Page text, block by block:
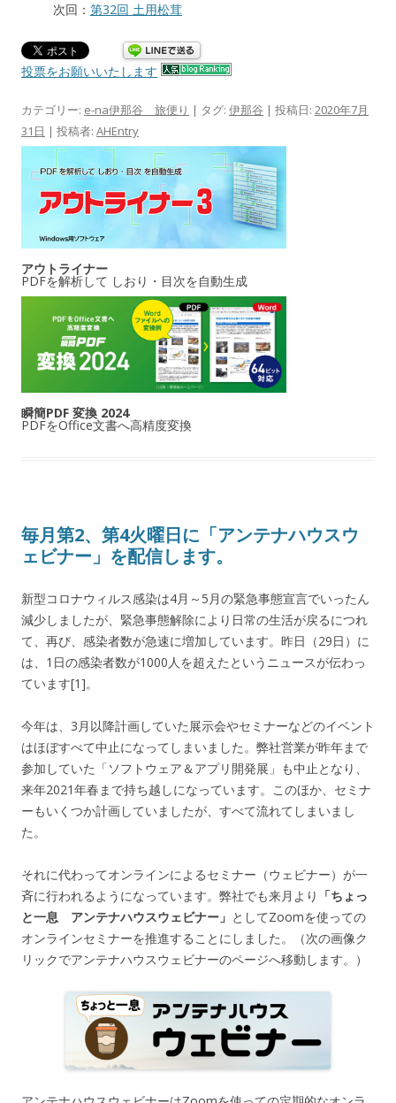
次回： 第32回 土用松茸
投票をお願いいたします
カテゴリー: e-na伊那谷 旅便り | タグ: 伊那谷 | 投稿日: 2020年7月
31日 | 投稿者: AHEntry
アウトライナー
PDFを解析して しおり・目次を自動生成
瞬簡PDF 変換 2024
PDFをOffice文書へ高精度変換
毎月第2、第4火曜日に「アンテナハウスウ
ェビナー」を配信します。
新型コロナウィルス感染は4月～5月の緊急事態宣言でいったん
減少しましたが、緊急事態解除により日常の生活が戻るにつれ
て、再び、感染者数が急速に増加しています。昨日（29日）に
は、1日の感染者数が1000人を超えたというニュースが伝わっ
ています[1]。
今年は、3月以降計画していた展示会やセミナーなどのイベント
はほぼすべて中止になってしまいました。弊社営業が昨年まで
参加していた「ソフトウェア＆アプリ開発展」も中止となり、
来年2021年春まで持ち越しになっています。このほか、セミナ
ーもいくつか計画していましたが、すべて流れてしまいまし
た。
それに代わってオンラインによるセミナー（ウェビナー）が一
斉に行われるようになっています。弊社でも来月より 「ちょっ
と一息 アンテナハウスウェビナー」 としてZoomを使っての
オンラインセミナーを推進することにしました。（次の画像ク
リックでアンテナハウスウェビナーのページへ移動します。）